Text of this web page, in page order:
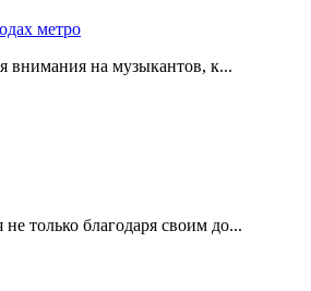
внимания на музыкантов, к...
только благодаря своим до...